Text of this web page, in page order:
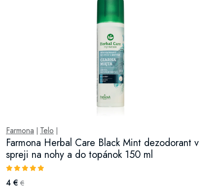
Farmona Telo
Farmona Herbal Care Black Mint dezodorant v
spreji na nohy a do topánok 150 ml
4 € €